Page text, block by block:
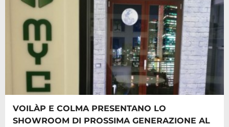
VOILÀP E COLMA PRESENTANO LO
SHOWROOM DI PROSSIMA GENERAZIONE AL